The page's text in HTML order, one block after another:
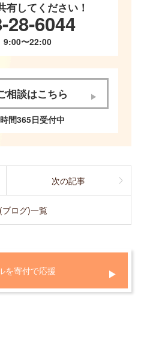
有してください！
28-6044
9:00〜22:00
相談はこちら
間365日受付中
ログ)一覧
次の記事
を寄付で応援